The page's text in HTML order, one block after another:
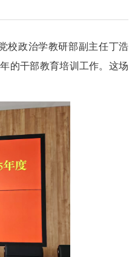
校政治学教研部副主任丁浩
的干部教育培训工作。这场